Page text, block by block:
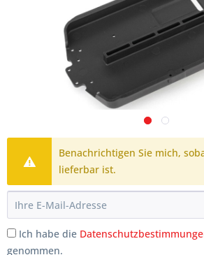
Benachrichtigen Sie mich,
lieferbar ist.
Ich habe die
genommen.